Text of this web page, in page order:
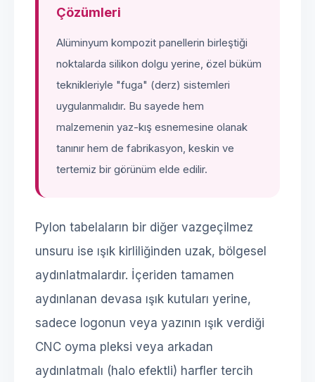
Çözümleri
Alüminyum kompozit panellerin birleştiği
noktalarda silikon dolgu yerine, özel büküm
teknikleriyle "fuga" (derz) sistemleri
uygulanmalıdır. Bu sayede hem
malzemenin yaz-kış esnemesine olanak
tanınır hem de fabrikasyon, keskin ve
tertemiz bir görünüm elde edilir.
Pylon tabelaların bir diğer vazgeçilmez
unsuru ise ışık kirliliğinden uzak, bölgesel
aydınlatmalardır. İçeriden tamamen
aydınlanan devasa ışık kutuları yerine,
sadece logonun veya yazının ışık verdiği
CNC oyma pleksi veya arkadan
aydınlatmalı (halo efektli) harfler tercih